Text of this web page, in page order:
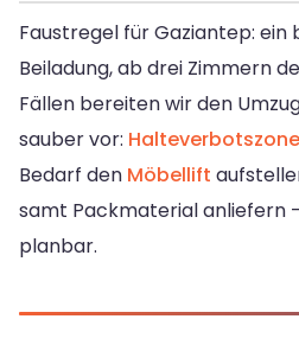
Faustregel für Gaziantep: ein
Beiladung, ab drei Zimmern
Fällen bereiten wir den
sauber vor: Halteverbotszone
Bedarf den Möbellift
samt Packmaterial anliefern
planbar.